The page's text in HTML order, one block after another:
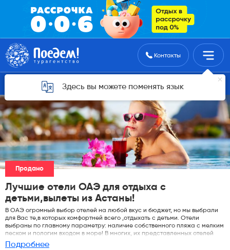
Поиск туровКонтакты
Здесь вы можете поменять язык
Горящие туры для Астаны
Продано
Лучшие отели ОАЭ для отдыха с
детьми,вылеты из Астаны!
В ОАЭ огромный выбор отелей на любой вкус и бюджет, но мы выбрали
для Вас те,в которых комфортней всего ,отдыхать с детьми. Отели
выбраны по главному параметру: наличие собственного пляжа с мелким
песком и пологим входом в море! В многих, их представленных отелей
есть детские площадки и мини-клубы.
Подробнее